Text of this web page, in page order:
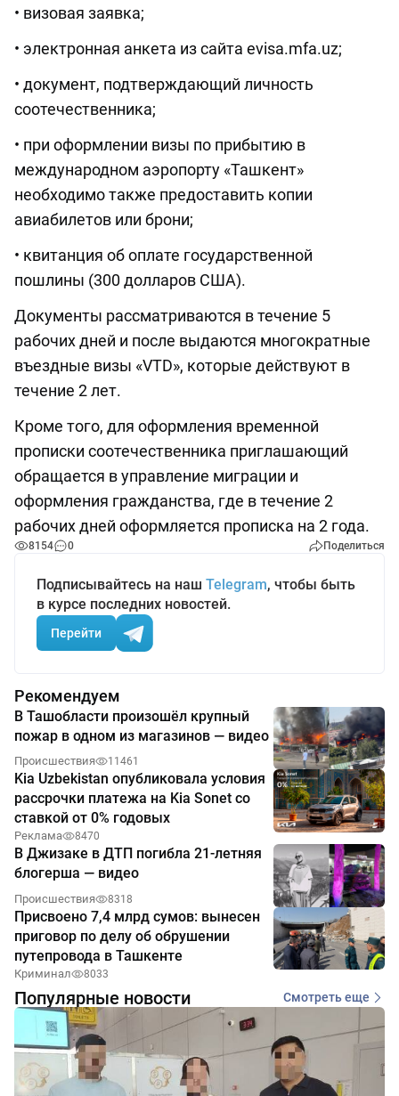
• визовая заявка;
• электронная анкета из сайта evisa.mfa.uz;
• документ, подтверждающий личность
соотечественника;
• при оформлении визы по прибытию в
международном аэропорту «Ташкент»
необходимо также предоставить копии
авиабилетов или брони;
• квитанция об оплате государственной
пошлины (300 долларов США).
Документы рассматриваются в течение 5
рабочих дней и после выдаются многократные
въездные визы «VTD», которые действуют в
течение 2 лет.
Кроме того, для оформления временной
прописки соотечественника приглашающий
обращается в управление миграции и
оформления гражданства, где в течение 2
рабочих дней оформляется прописка на 2 года.
8154 0 Поделиться
Подписывайтесь на наш Telegram, чтобы быть
в курсе последних новостей.
Перейти
Рекомендуем
В Ташобласти произошёл крупный
пожар в одном из магазинов — видео
Происшествия 11461
Kia Uzbekistan опубликовала условия
рассрочки платежа на Kia Sonet со
ставкой от 0% годовых
Реклама 8470
В Джизаке в ДТП погибла 21-летняя
блогерша — видео
Происшествия 8318
Присвоено 7,4 млрд сумов: вынесен
приговор по делу об обрушении
путепровода в Ташкенте
Криминал 8033
Популярные новости Смотреть еще